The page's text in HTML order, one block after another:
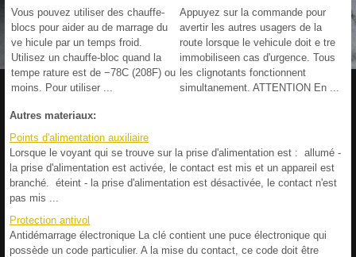
Vous pouvez utiliser des chauffe-
blocs pour aider au de marrage du
ve hicule par un temps froid.
Utilisez un chauffe-bloc quand la
tempe rature est de −78C (208F) ou
moins. Pour utiliser ...
Appuyez sur la commande pour
avertir les autres usagers de la
route lorsque le vehicule doit e tre
immobiliseen cas d'urgence. Tous
les clignotants fonctionnent
simultanement. ATTENTION En ...
Autres materiaux:
Points d'alimentation auxiliaire
Lorsque le voyant qui se trouve sur la prise d'alimentation est : allumé -
la prise d'alimentation est activée, le contact est mis et un appareil est
branché. éteint - la prise d'alimentation est désactivée, le contact n'est
pas mis ...
Protection antivol
Antidémarrage électronique La clé contient une puce électronique qui
possède un code particulier. A la mise du contact, ce code doit être